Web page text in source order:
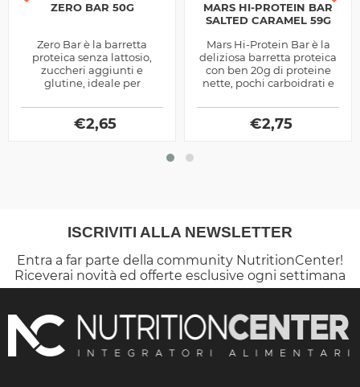
ZERO BAR 50G
Zero Bar è la barretta
proteica senza lattosio,
zuccheri aggiunti e
glutine, ideale per
della dieta ipocalorica per
dimagrire
€2,65
MARS HI-PROTEIN BAR
SALTED CARAMEL 59G
Mars Hi-Protein Bar è la
deliziosa barretta proteica
con ben 20g di proteine
nette, pochi carboidrati e
Salted Caramel
€2,75
ISCRIVITI ALLA NEWSLETTER
Entra a far parte della community NutritionCenter!
Riceverai novità ed offerte esclusive ogni settimana